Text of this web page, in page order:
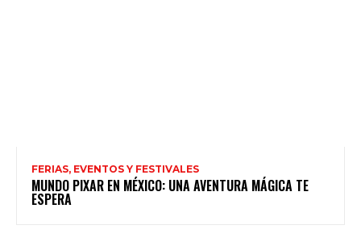
FERIAS, EVENTOS Y FESTIVALES
MUNDO PIXAR EN MÉXICO: UNA AVENTURA MÁGICA TE
ESPERA